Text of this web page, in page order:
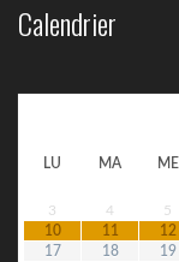
Calendrier
LU MA ME
3
4 5
10
11 12
17
18 19